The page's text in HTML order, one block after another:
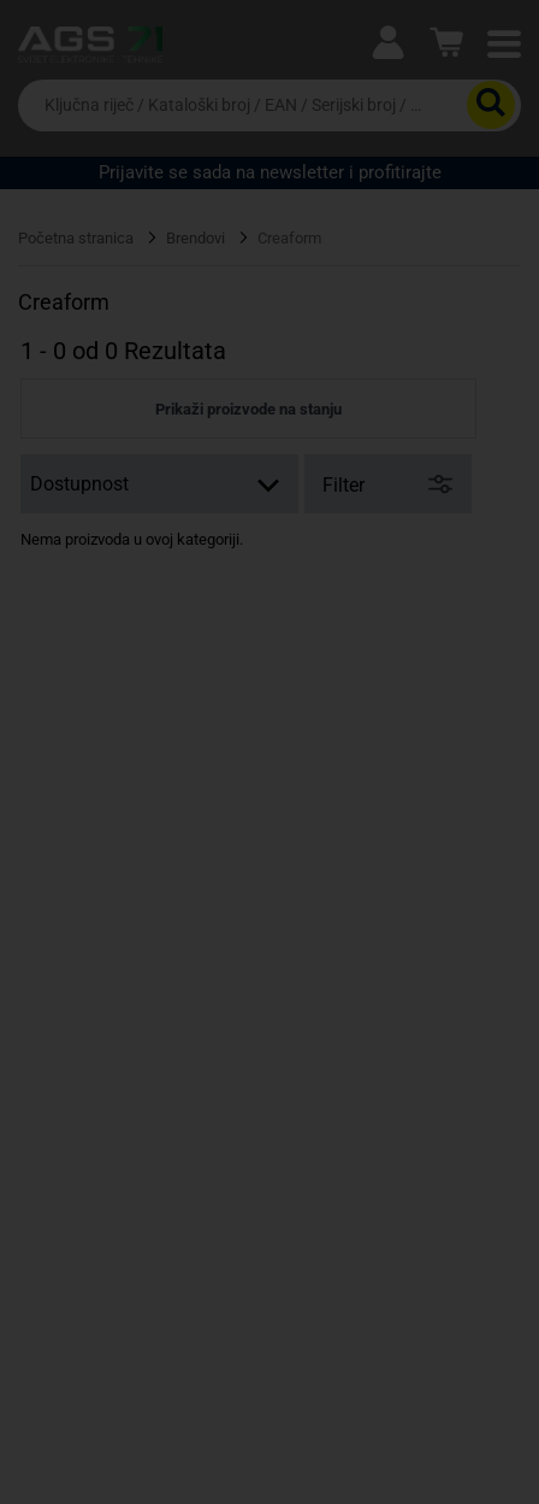
Ova postavka prilagođava asortiman proizvoda i
cijene vašim potrebama.
Da
biste
potražili
proizvod,
unesite
riječ,
EAN
serijski
Prijavite se sada na newsletter i profitirajte
Početna stranica Brendovi Creaform
Creaform
1 - 0 od 0 Rezultata
Prikaži proizvode na stanju
Filter
Nema proizvoda u ovoj kategoriji.